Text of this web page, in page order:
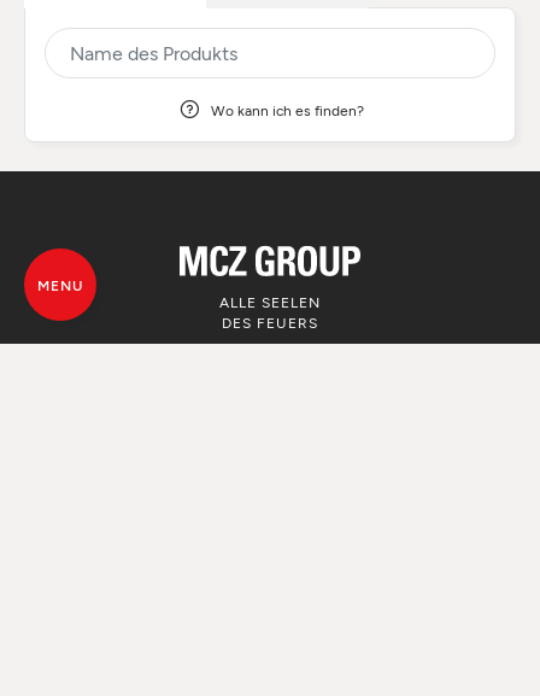
Wo kann ich es finden?
ALLE SEELEN
DES FEUERS
MENU